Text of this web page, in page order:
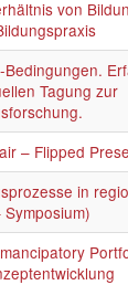
von
Tagung zur
– Flipped
in